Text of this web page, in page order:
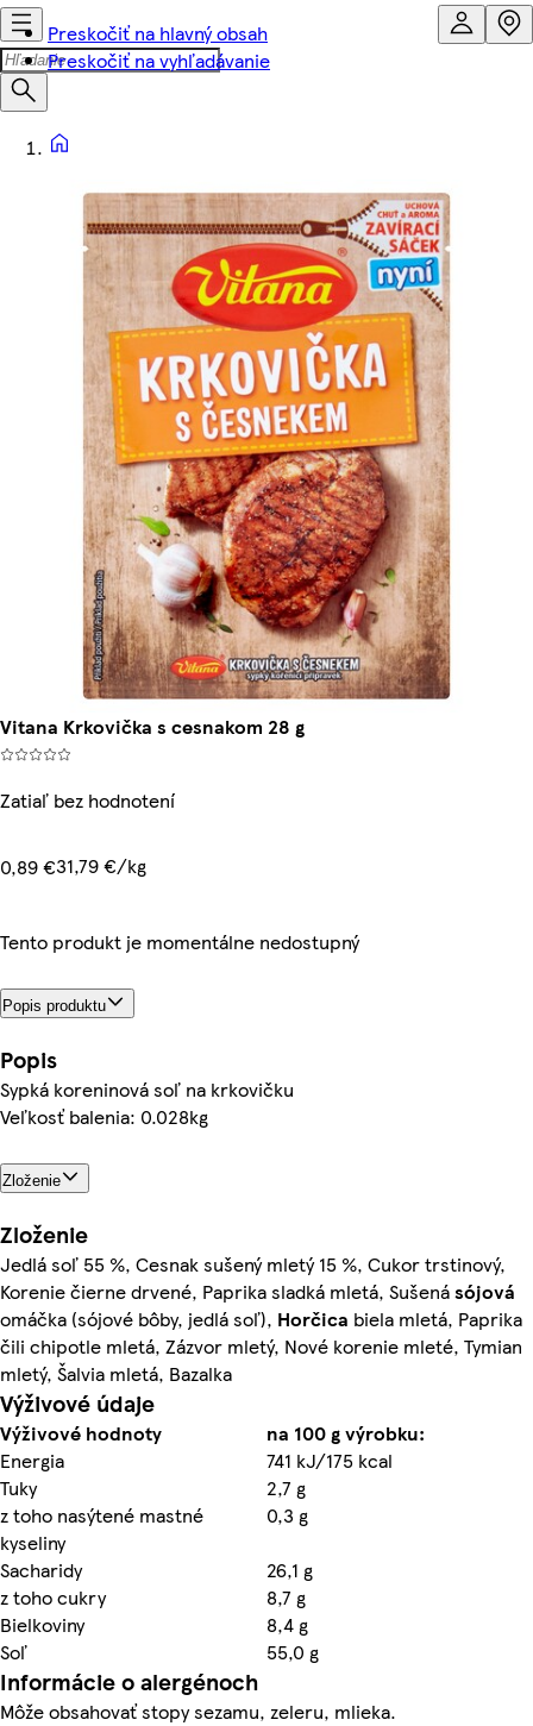
Preskočiť na hlavný obsah
Preskočiť na vyhľadávanie
Vitana Krkovička s cesnakom 28 g
Zatiaľ bez hodnotení
0,89 €31,79 €/kg
Tento produkt je momentálne nedostupný
Popis produktu
Popis
Sypká koreninová soľ na krkovičku
Veľkosť balenia: 0.028kg
Zloženie
Zloženie
Jedlá soľ 55 %, Cesnak sušený mletý 15 %, Cukor trstinový,
Korenie čierne drvené, Paprika sladká mletá, Sušenásójová
omáčka (sójové bôby, jedlá soľ), Horčica biela mletá, Paprika
čili chipotle mletá, Zázvor mletý, Nové korenie mleté, Tymian
mletý, Šalvia mletá, Bazalka
Výživové údaje
Výživové hodnoty
na 100 g výrobku:
Energia
741 kJ/175 kcal
Tuky
2,7 g
z toho nasýtené mastné
kyseliny
0,3 g
Sacharidy
26,1 g
z toho cukry
8,7 g
Bielkoviny
8,4 g
Soľ
55,0 g
Informácie o alergénoch
Môže obsahovať stopy sezamu, zeleru, mlieka.